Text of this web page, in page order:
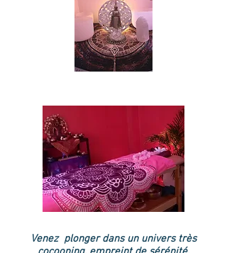
Venez plonger dans un univers très